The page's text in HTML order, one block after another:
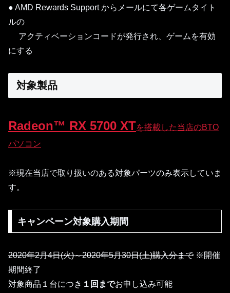
● AMD Rewards Support からメールにて各ゲームタイト
ルの
アクティベーションコードが発行され、ゲームを有効
にする
対象製品
Radeon™ RX 5700 XTを搭載した当店のBTO
パソコン
※現在当店で取り扱いのある対象パーツのみ表示していま
す。
キャンペーン対象購入期間
2020年2月4日(火)～2020年5月30日(土)購入分まで※開催
期間終了
対象商品１台につき １回までお申し込み可能